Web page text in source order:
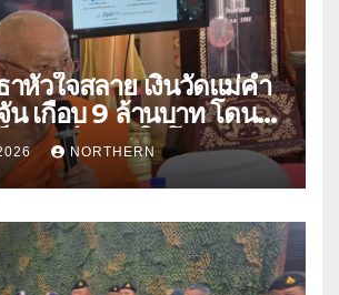
หัวใจสลาย เงินวัดแม่คำ
น เกือบ 9 ล้านบาท โดน
นเตอร์หลอกให้โอนข้าม
ญชี
NORTHERN